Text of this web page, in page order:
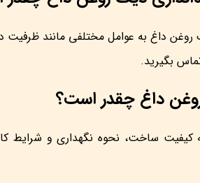
روغن داغ به عوامل مختلفی مانند
بگیرید.
ساخت، نحوه نگهداری و شرایط